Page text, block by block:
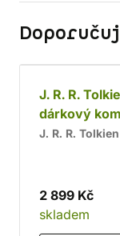
J. R. R.
dárkový
J. R. R. Tolkien
2 899 Kč
skladem